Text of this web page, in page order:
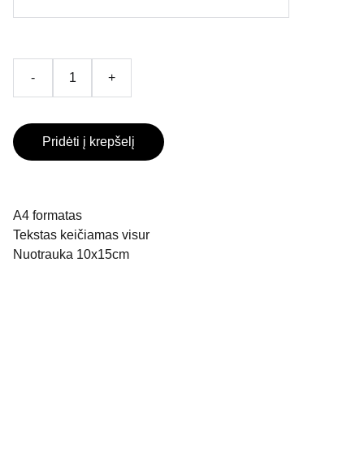
- +
Pridėti į krepšelį
A4 formatas
Tekstas keičiamas visur
Nuotrauka 10x15cm